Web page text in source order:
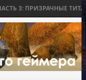
ПРИЗРАЧНЫЕ ТИТАНЫ И